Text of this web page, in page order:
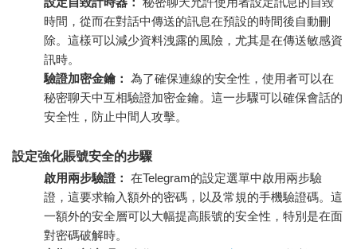
時間，從而在對話中傳送的訊息在預設的時間後自動刪
除。這樣可以減少資料洩露的風險，尤其是在傳送敏感資
訊時。
驗證加密金鑰： 為了確保連線的安全性，使用者可以在
秘密聊天中互相驗證加密金鑰。這一步驟可以確保會話的
安全性，防止中間人攻擊。
設定強化賬號安全的步驟
啟用兩步驗證： 在Telegram的設定選單中啟用兩步驗
證，這要求輸入額外的密碼，以及常規的手機驗證碼。這
一額外的安全層可以大幅提高賬號的安全性，特別是在面
對密碼破解時。